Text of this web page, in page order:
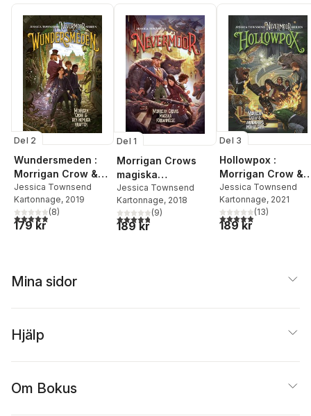
Del 2
Wundersmeden :
Morrigan Crow &
den hemliga
kraften
Jessica Townsend
Kartonnage, 2019
4,9utav 5 stjärnor. Totalt antal röster:
(8)
179 kr
Del 1
Morrigan Crows
magiska
förbannelse
Jessica Townsend
Kartonnage, 2018
4,8utav 5 stjärnor. Totalt antal röster:
(9)
189 kr
Del 3
Hollowpox :
Morrigan Crow &
wundjurens mörka
gåta
Jessica Townsend
Kartonnage, 2021
4,9utav 5 stjärnor.
(13)
189 kr
Mina sidor
Hjälp
Om Bokus